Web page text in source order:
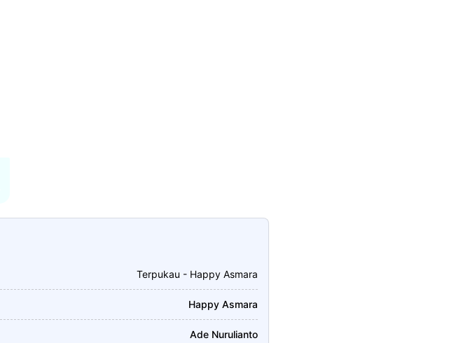
Terpukau - Happy Asmara
Happy Asmara
Ade Nurulianto